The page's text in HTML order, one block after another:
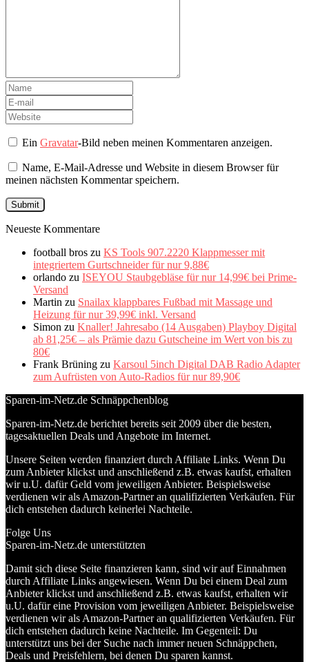
EinGravatar-Bild neben meinen Kommentaren anzeigen.
Name, E-Mail-Adresse und Website in diesem Browser für
meinen nächsten Kommentar speichern.
Neueste Kommentare
football bros zu KS Tools 907.2220 Klappmesser mit
integriertem Gurtschneider für nur 9,88€
orlando zu ISEYOU Staubgebläse für nur 14,99€ bei Prime-
Versand
Martin zu Snailax klappbares Fußbad mit Massage und
Heizung für nur 39,99€ inkl. Versand
Simon zu Knaller! Jahresabo (14 Ausgaben) Playboy Digital
ab 81,25€ – als Prämie dazu Gutscheine im Wert von bis zu
80€
Frank Brüning zu Karsoul 5inch Digital DAB Radio Adapter
zum Aufrüsten von Auto-Radios für nur 89,90€
Sparen-im-Netz.de Schnäppchenblog
Sparen-im-Netz.de berichtet bereits seit 2009 über die besten,
tagesaktuellen Deals und Angebote im Internet.
Unsere Seiten werden finanziert durch Affiliate Links. Wenn Du
zum Anbieter klickst und anschließend z.B. etwas kaufst, erhalten
wir u.U. dafür Geld vom jeweiligen Anbieter. Beispielsweise
verdienen wir als Amazon-Partner an qualifizierten Verkäufen. Für
dich entstehen dadurch keinerlei Nachteile.
Folge Uns
Sparen-im-Netz.de unterstützten
Damit sich diese Seite finanzieren kann, sind wir auf Einnahmen
durch Affiliate Links angewiesen. Wenn Du bei einem Deal zum
Anbieter klickst und anschließend z.B. etwas kaufst, erhalten wir
u.U. dafür eine Provision vom jeweiligen Anbieter. Beispielsweise
verdienen wir als Amazon-Partner an qualifizierten Verkäufen. Für
dich entstehen dadurch keine Nachteile. Im Gegenteil: Du
unterstützt uns bei der Suche nach immer neuen Schnäppchen,
Deals und Preisfehlern, bei denen Du sparen kannst.